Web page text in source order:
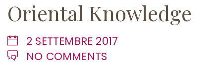
Oriental Knowledge
2 SETTEMBRE 2017
NO COMMENTS